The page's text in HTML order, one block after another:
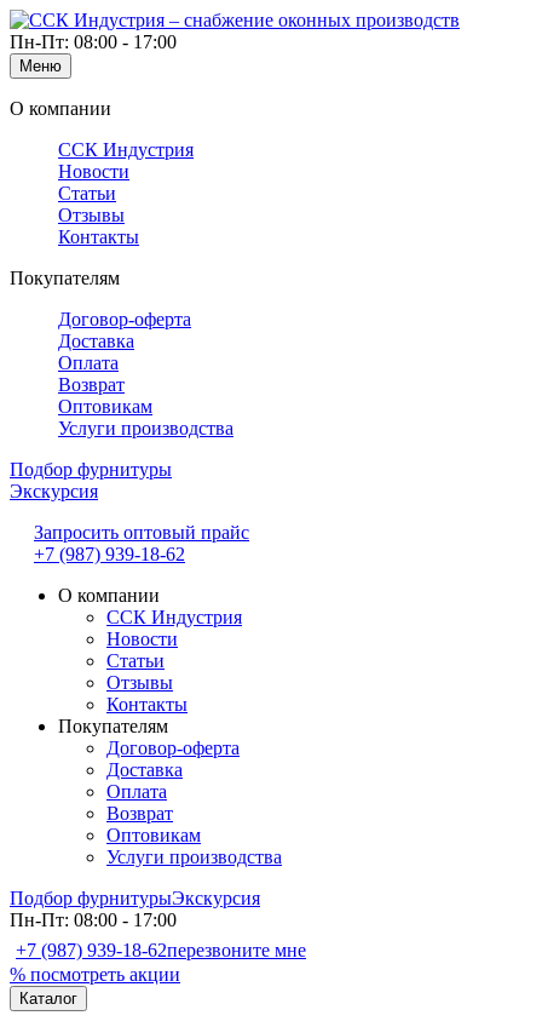
Пн-Пт: 08:00 - 17:00
Меню
О компании
ССК Индустрия
Новости
Статьи
Отзывы
Контакты
Покупателям
Договор-оферта
Доставка
Оплата
Возврат
Оптовикам
Услуги производства
Подбор фурнитуры
Экскурсия
Запросить оптовый прайс
+7 (987) 939-18-62
О компании
ССК Индустрия
Новости
Статьи
Отзывы
Контакты
Покупателям
Договор-оферта
Доставка
Оплата
Возврат
Оптовикам
Услуги производства
Подбор фурнитурыЭкскурсия
Пн-Пт: 08:00 - 17:00
+7 (987) 939-18-62перезвоните мне
% посмотреть акции
Каталог